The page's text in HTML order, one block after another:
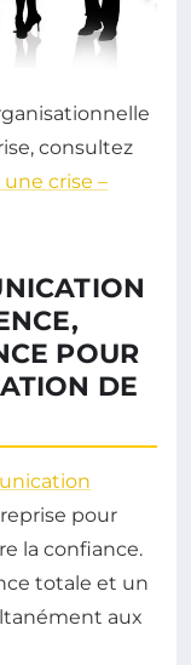
consultez
une crise –
POUR
DE
pour
la confiance.
totale et un
aux